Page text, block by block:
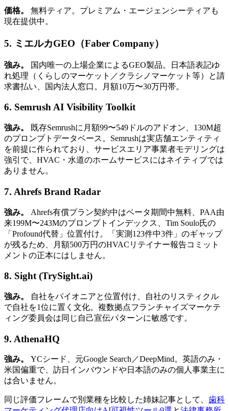
価格。
無料ティア。プレミアム・エージェンシーティアも
現在提供中。
5. ミエルカGEO（Faber Company）
強み。
国内唯一の上場企業によるGEO製品。日本語表記ゆ
れ処理（くらしのマーケット／クラシノマーケット等）と請
求書払い、国内法人窓口。月額10万〜30万円帯。
6. Semrush AI Visibility Toolkit
強み。
既存Semrushに月額99〜549ドルのアドオン、130M超
のプロンプトデータベース。Semrushは実店舗エンティティ
を前提に作られており、サービスエリア事業者モデリングは
強引で、HVAC・水道のホームサービスにはネイティブでは
ありません。
7. Ahrefs Brand Radar
強み。
Ahrefs有償プラン契約中はベータ期間中無料、PAA由
来199M〜243Mのプロンプトインデックス、Tim Soulo氏の
「Profound代替」位置付け。「実測123件中3件」のギャップ
が残るため、月額500万円のHVACリテイナー報告コミット
メントの正本にはしません。
8. Sight (TrySight.ai)
強み。
自社をパイオニアと位置付け、自社のリスティクル
で自社を1位に置く文化。複数拠点フランチャイズマーケテ
ィング委員会は同じ自己宣伝パターンに敏感です。
9. AthenaHQ
強み。
YCシード、元Google Search／DeepMind。英語のみ・
米国偏重で、訪日インバウンドや日本語のみの個人事業主に
は合いません。
同じ評価フレームで別業種を比較した姉妹記事として、 歯科